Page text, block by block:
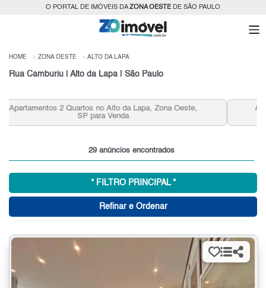
O PORTAL DE IMÓVEIS DAZONA OESTEDE SÃO PAULO
HOME ZONA OESTE ALTO DA LAPA
Rua Camburiu | Alto da Lapa | São Paulo
Apartamentos 3 Quartos 2 Vagas no Alto da Lapa, Zona
Oeste, SP para Venda
29 anúncios encontrados
* FILTRO PRINCIPAL *
Refinar e Ordenar